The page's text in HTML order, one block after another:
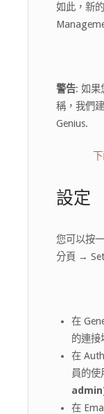
如此，新
警告: 如果
稱，我們
Genius.
設定
您可以按
分頁 →
在
的連接
在
員的使
admin
在